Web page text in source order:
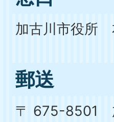
加古川市役所
郵送
〒 675-8501